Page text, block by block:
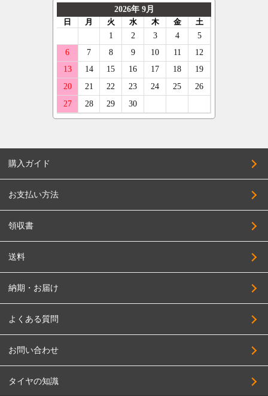
購入ガイド
お支払い方法
領収書
送料
納期・お届け
よくある質問
お問い合わせ
タイヤの知識